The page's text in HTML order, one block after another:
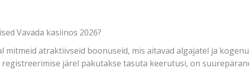
Vavada kasiinos 2026?
mitmeid atraktiivseid boonuseid, mis aitavad algajatel ja
järel pakutakse tasuta keerutusi, on